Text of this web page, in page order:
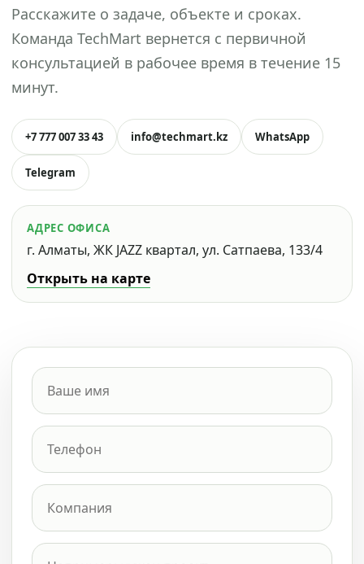
Расскажите о задаче, объекте и сроках.
Команда TechMart вернется с первичной
консультацией в рабочее время в течение 15
минут.
+7 777 007 33 43 info@techmart.kz WhatsApp
Telegram
АДРЕС ОФИСА
г. Алматы, ЖК JAZZ квартал, ул. Сатпаева, 133/4
Открыть на карте